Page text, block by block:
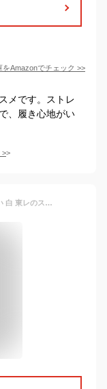
をAmazonでチェック >>
メです。ストレ
、履き心地がい
>
着物ひととき 足袋 のびる 足が痛くならない 白 東レのストレッチ たび 足に優しい 履きやすい レディース 女性 sutorettitabi M 22.5cm 23cm 23.5cm